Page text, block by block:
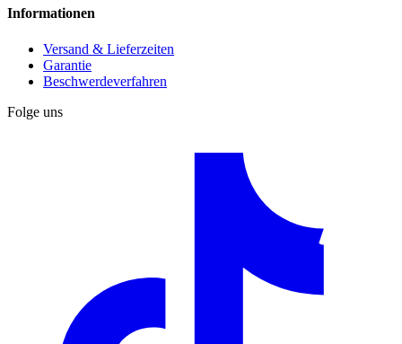
Informationen
Versand & Lieferzeiten
Garantie
Beschwerdeverfahren
Folge uns